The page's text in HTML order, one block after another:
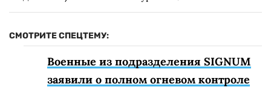
СМОТРИТЕ СПЕЦТЕМУ:
Военные из подразделения SIGNUM
заявили о полном огневом контроле